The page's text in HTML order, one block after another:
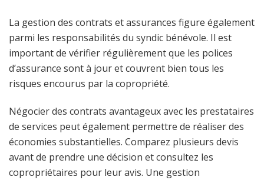
La gestion des contrats et assurances figure également
parmi les responsabilités du syndic bénévole. Il est
important de vérifier régulièrement que les polices
d’assurance sont à jour et couvrent bien tous les
risques encourus par la copropriété.
Négocier des contrats avantageux avec les prestataires
de services peut également permettre de réaliser des
économies substantielles. Comparez plusieurs devis
avant de prendre une décision et consultez les
copropriétaires pour leur avis. Une gestion